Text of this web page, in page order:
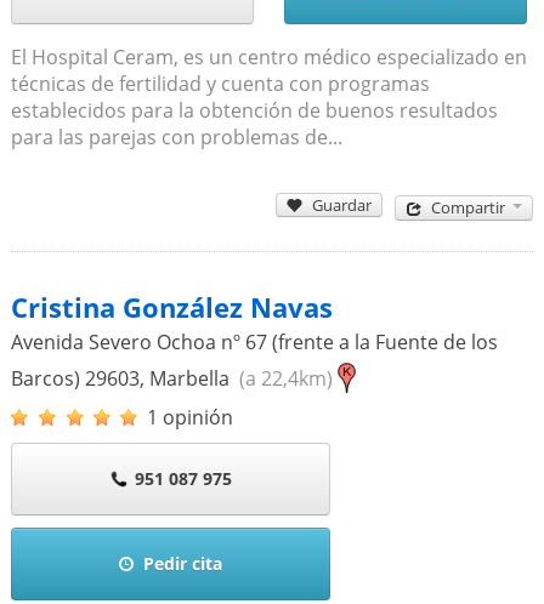
El Hospital Ceram, es un centro médico especializado en
técnicas de fertilidad y cuenta con programas
establecidos para la obtención de buenos resultados
para las parejas con problemas de...
Guardar Compartir
Cristina González Navas
Avenida Severo Ochoa nº 67 (frente a la Fuente de los
Barcos) 29603, Marbella (a 22,4km)
1 opinión
951 087 975
Pedir cita